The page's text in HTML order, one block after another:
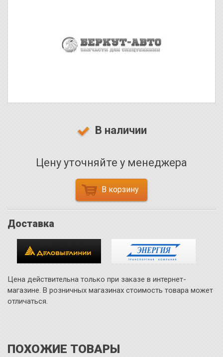
В наличии
Цену уточняйте у менеджера
В корзину
Доставка
Цена действительна только при заказе в интернет-
магазине. В розничных магазинах стоимость товара может
отличаться.
ПОХОЖИЕ ТОВАРЫ